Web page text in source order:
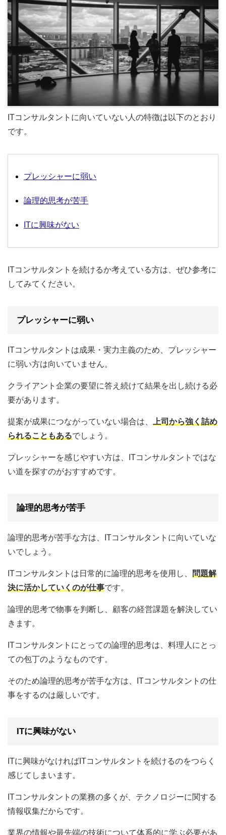
ITコンサルタントに向いていない人の特徴は以下のとおり
です。
プレッシャーに弱い
論理的思考が苦手
ITに興味がない
ITコンサルタントを続けるか考えている方は、ぜひ参考に
してみてください。
プレッシャーに弱い
ITコンサルタントは成果・実力主義のため、プレッシャー
に弱い方は向いていません。
クライアント企業の要望に答え続けて結果を出し続ける必
要があります。
提案が成果につながっていない場合は、 上司から強く詰め
られることもあるでしょう。
プレッシャーを感じやすい方は、ITコンサルタントではな
い道を探すのがおすすめです。
論理的思考が苦手
論理的思考が苦手な方は、ITコンサルタントに向いていな
いでしょう。
ITコンサルタントは日常的に論理的思考を使用し、 問題解
決に活かしていくのが仕事です。
論理的思考で物事を判断し、顧客の経営課題を解決してい
きます。
ITコンサルタントにとっての論理的思考は、料理人にとっ
ての包丁のようなものです。
そのため論理的思考が苦手な方は、ITコンサルタントの仕
事をするのは厳しいです。
ITに興味がない
ITに興味がなければITコンサルタントを続けるのをつらく
感じてしまいます。
ITコンサルタントの業務の多くが、テクノロジーに関する
情報収集だからです。
業界の情報や最先端の技術について体系的に学ぶ必要があ